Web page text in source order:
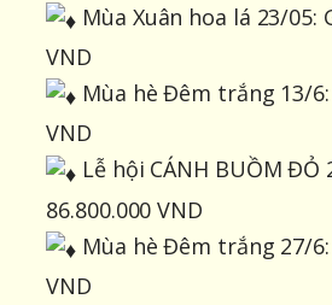
Mùa Xuân hoa lá 23/05:
VND
Mùa hè Đêm trắng 13/6:
VND
Lễ hội CÁNH BUỒM ĐỎ
86.800.000 VND
Mùa hè Đêm trắng 27/6:
VND